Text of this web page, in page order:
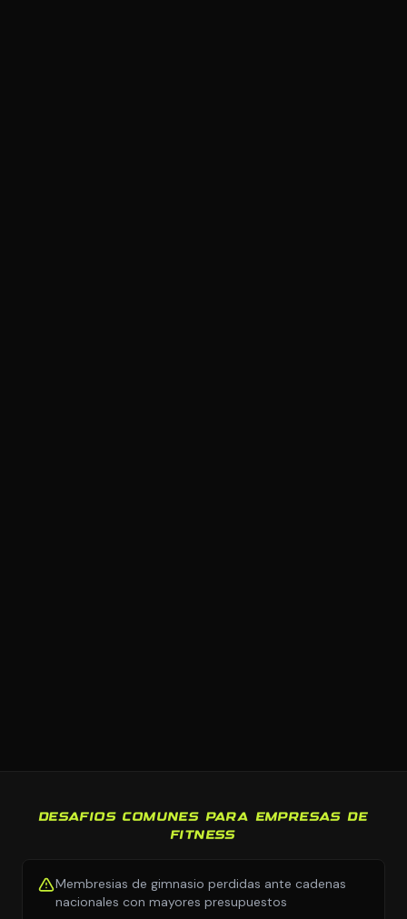
DESAFIOS COMUNES PARA EMPRESAS DE
FITNESS
Membresias de gimnasio perdidas ante cadenas
nacionales con mayores presupuestos